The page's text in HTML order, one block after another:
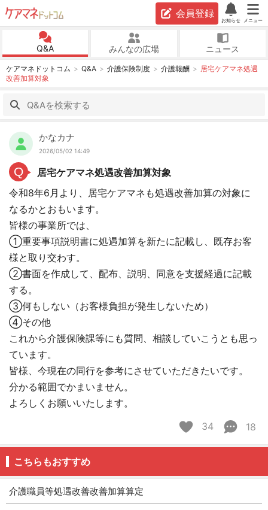
会員登録
お知らせ メニュー
Q&A みんなの広場 ニュース
ケアマネドットコム Q&A 介護保険制度 介護報酬
居宅ケアマネ処遇
改善加算対象
かなカナ
2026/05/02 14:49
Q
居宅ケアマネ処遇改善加算対象
令和8年6月より、居宅ケアマネも処遇改善加算の対象に
なるかとおもいます。
皆様の事業所では、
①重要事項説明書に処遇加算を新たに記載し、既存お客
様と取り交わす。
②書面を作成して、配布、説明、同意を支援経過に記載
する。
③何もしない（お客様負担が発生しないため）
④その他
これから介護保険課等にも質問、相談していこうとも思っ
ています。
皆様、今現在の同行を参考にさせていただきたいです。
分かる範囲でかまいません。
よろしくお願いいたします。
34
18
こちらもおすすめ
介護職員等処遇改善改善加算算定